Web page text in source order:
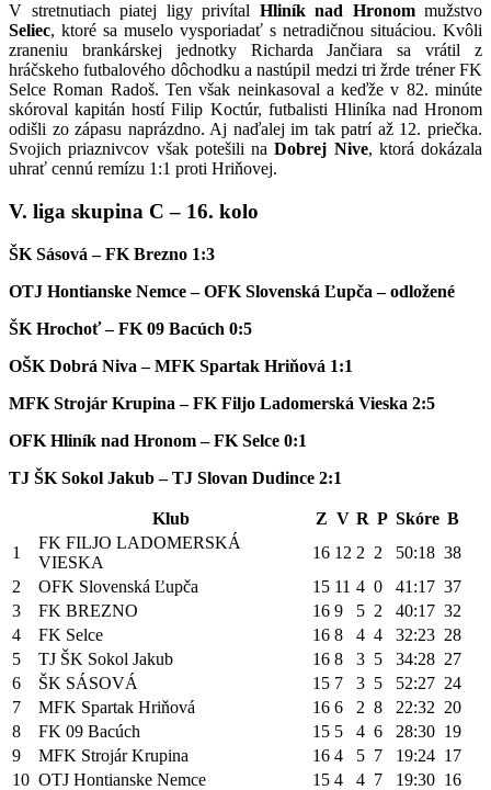
V stretnutiach piatej ligy privítal Hliník nad Hronommužstvo
Seliec, ktoré sa muselo vysporiadať s netradičnou situáciou. Kvôli
zraneniu brankárskej jednotky Richarda Jančiara sa vrátil z
hráčskeho futbalového dôchodku a nastúpil medzi tri žrde tréner FK
Selce Roman Radoš. Ten však neinkasoval a keďže v 82. minúte
skóroval kapitán hostí Filip Koctúr, futbalisti Hliníka nad Hronom
odišli zo zápasu naprázdno. Aj naďalej im tak patrí až 12. priečka.
Svojich priaznivcov však potešili naDobrej Nive, ktorá dokázala
uhrať cennú remízu 1:1 proti Hriňovej.
V. liga skupina C – 16. kolo
ŠK Sásová – FK Brezno 1:3
OTJ Hontianske Nemce – OFK Slovenská Ľupča – odložené
ŠK Hrochoť – FK 09 Bacúch 0:5
OŠK Dobrá Niva – MFK Spartak Hriňová 1:1
MFK Strojár Krupina – FK Filjo Ladomerská Vieska 2:5
OFK Hliník nad Hronom – FK Selce 0:1
TJ ŠK Sokol Jakub – TJ Slovan Dudince 2:1
Klub Z V R P Skóre B
1
FK FILJO LADOMERSKÁ
VIESKA
16 12 2 2 50:18 38
2
OFK Slovenská Ľupča 15 11 4 0 41:17 37
3
FK BREZNO 16 9 5 2 40:17 32
4
FK Selce 16 8 4 4 32:23 28
5
TJ ŠK Sokol Jakub 16 8 3 5 34:28 27
6
ŠK SÁSOVÁ 15 7 3 5 52:27 24
7
MFK Spartak Hriňová 16 6 2 8 22:32 20
8
FK 09 Bacúch 15 5 4 6 28:30 19
9
MFK Strojár Krupina 16 4 5 7 19:24 17
10 OTJ Hontianske Nemce 15 4 4 7 19:30 16